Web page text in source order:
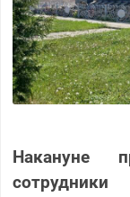
Накануне